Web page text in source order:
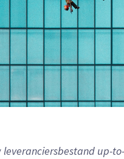
up-